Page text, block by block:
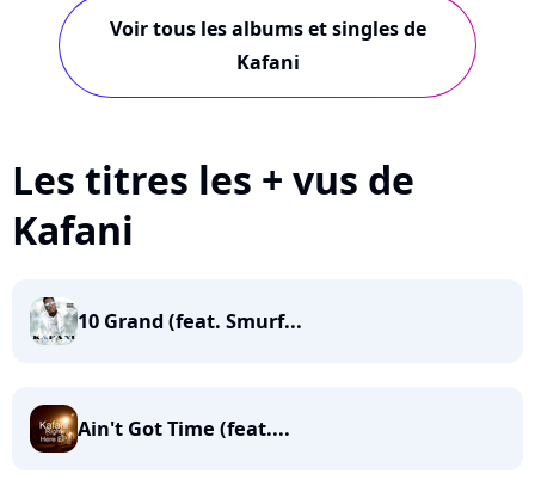
Voir tous les albums et singles de
Kafani
Les titres les + vus de
Kafani
10 Grand (feat. Smurf...
Ain't Got Time (feat....